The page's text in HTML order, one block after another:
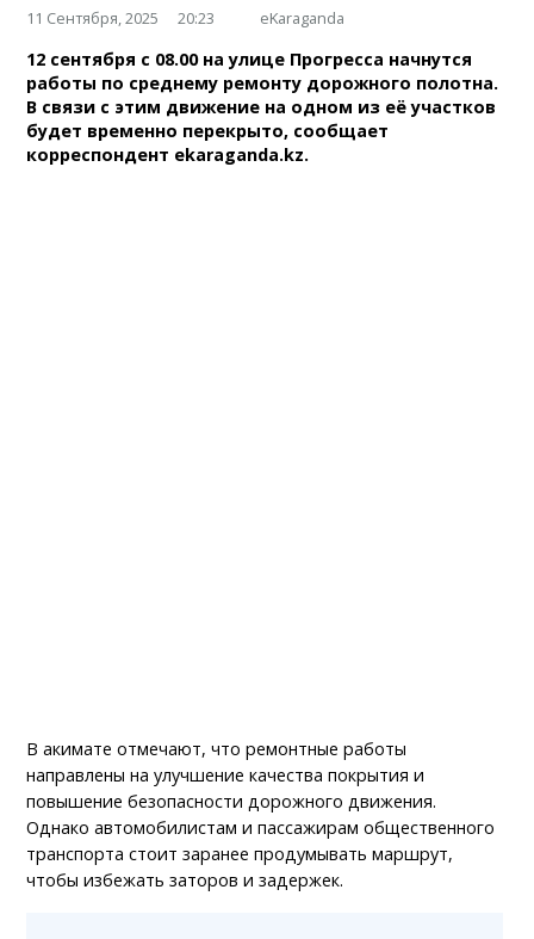
11 Сентября, 2025 20:23 eKaraganda
12 сентября с 08.00 на улице Прогресса начнутся
работы по среднему ремонту дорожного полотна.
В связи с этим движение на одном из её участков
будет временно перекрыто, сообщает
корреспондент ekaraganda.kz.
В акимате отмечают, что ремонтные работы
направлены на улучшение качества покрытия и
повышение безопасности дорожного движения.
Однако автомобилистам и пассажирам общественного
транспорта стоит заранее продумывать маршрут,
чтобы избежать заторов и задержек.